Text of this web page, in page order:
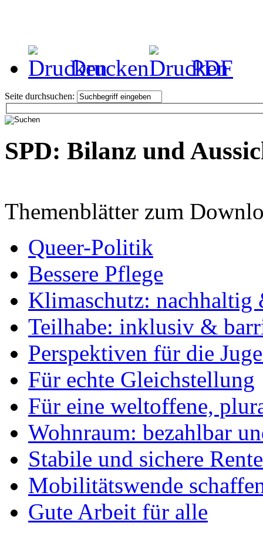
Drucken PDF
Seite durchsuchen:
SPD: Bilanz und
Themenblätter zum
Queer-Politik
Bessere Pflege
Klimaschutz: nachhaltig
Teilhabe: inklusiv &
Perspektiven für die
Für echte Gleichstellung
Für eine weltoffene,
Wohnraum: bezahlbar
Stabile und sichere
Mobilitätswende
Gute Arbeit für alle